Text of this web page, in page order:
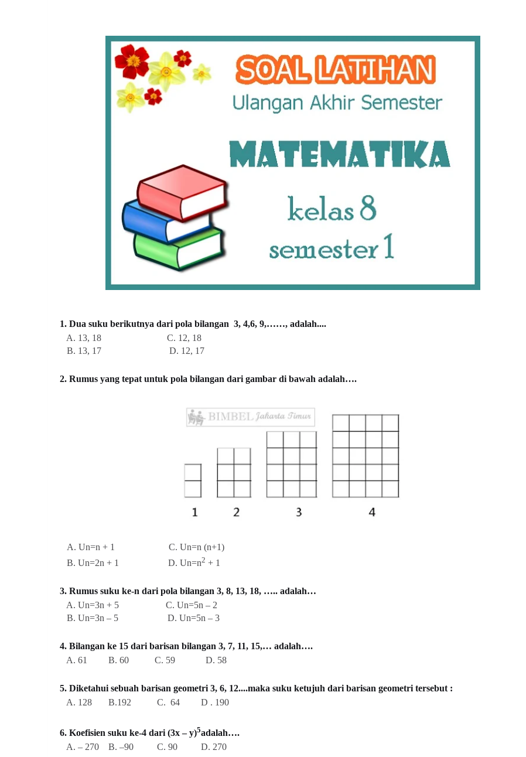
1. Dua suku berikutnya dari pola bilangan 3, 4,6, 9,……, adalah....
A. 13, 18 C. 12, 18
B. 13, 17 D. 12, 17
2. Rumus yang tepat untuk pola bilangan dari gambar di bawah adalah….
A. Un=n + 1 C. Un=n (n+1)
B. Un=2n + 1 D. Un=n2 + 1
3. Rumus suku ke-n dari pola bilangan 3, 8, 13, 18, ….. adalah…
A. Un=3n + 5 C. Un=5n – 2
B. Un=3n – 5 D. Un=5n – 3
4. Bilangan ke 15 dari barisan bilangan 3, 7, 11, 15,… adalah….
A. 61 B. 60 C. 59 D. 58
5. Diketahui sebuah barisan geometri 3, 6, 12....maka suku ketujuh dari barisan geometri tersebut :
A. 128 B.192 C. 64 D . 190
6. Koefisien suku ke-4 dari (3x – y)5adalah….
A. – 270 B. –90 C. 90 D. 270